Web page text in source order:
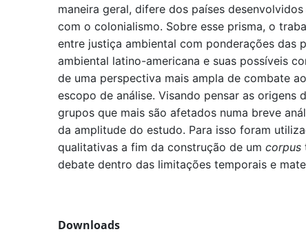
maneira geral, difere dos países
com o colonialismo. Sobre esse prisma, o
entre justiça ambiental com ponderações das
ambiental latino-americana e suas possíveis
de uma perspectiva mais ampla de combate
escopo de análise. Visando pensar as origens
grupos que mais são afetados numa breve
da amplitude do estudo. Para isso foram
qualitativas a fim da construção de um corpus
debate dentro das limitações temporais e
Downloads